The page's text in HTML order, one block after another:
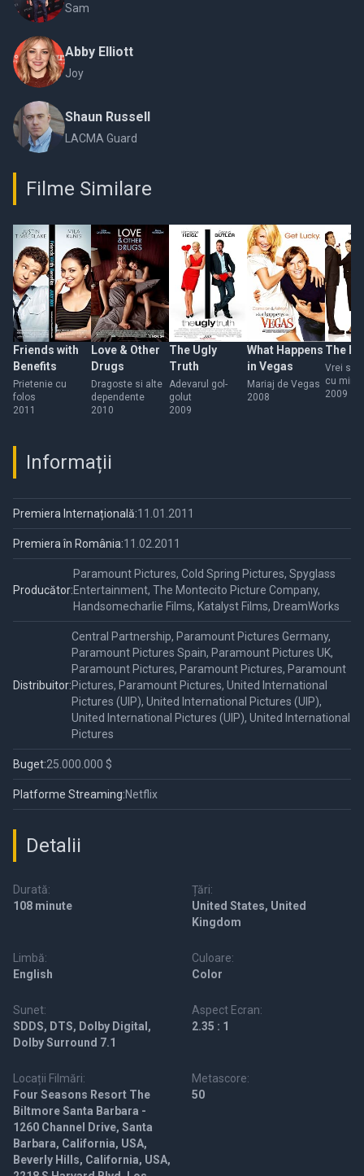
Sam
Abby Elliott
Joy
Shaun Russell
LACMA Guard
Filme Similare
Friends with
Benefits
Prietenie cu
folos
2011
Love & Other
Drugs
Dragoste si alte
dependente
2010
The Ugly
Truth
Adevarul gol-
golut
2009
What Happens
in Vegas
Mariaj de Vegas
2008
The
Vrei să
cu
2009
Informații
Premiera Internațională:11.01.2011
Premiera în România:11.02.2011
Producător:
Paramount Pictures, Cold Spring Pictures, Spyglass
Entertainment, The Montecito Picture Company,
Handsomecharlie Films, Katalyst Films, DreamWorks
Distribuitor:
Central Partnership, Paramount Pictures Germany,
Paramount Pictures Spain, Paramount Pictures UK,
Paramount Pictures, Paramount Pictures, Paramount
Pictures, Paramount Pictures, United International
Pictures (UIP), United International Pictures (UIP),
United International Pictures (UIP), United International
Pictures
Buget:25.000.000 $
Platforme Streaming:Netflix
Detalii
Durată:
108 minute
Țări:
United States, United
Kingdom
Limbă:
English
Culoare:
Color
Sunet:
SDDS, DTS, Dolby Digital,
Dolby Surround 7.1
Aspect Ecran:
2.35 : 1
Locații Filmări:
Four Seasons Resort The
Biltmore Santa Barbara -
1260 Channel Drive, Santa
Barbara, California, USA,
Beverly Hills, California, USA,
Metascore:
50